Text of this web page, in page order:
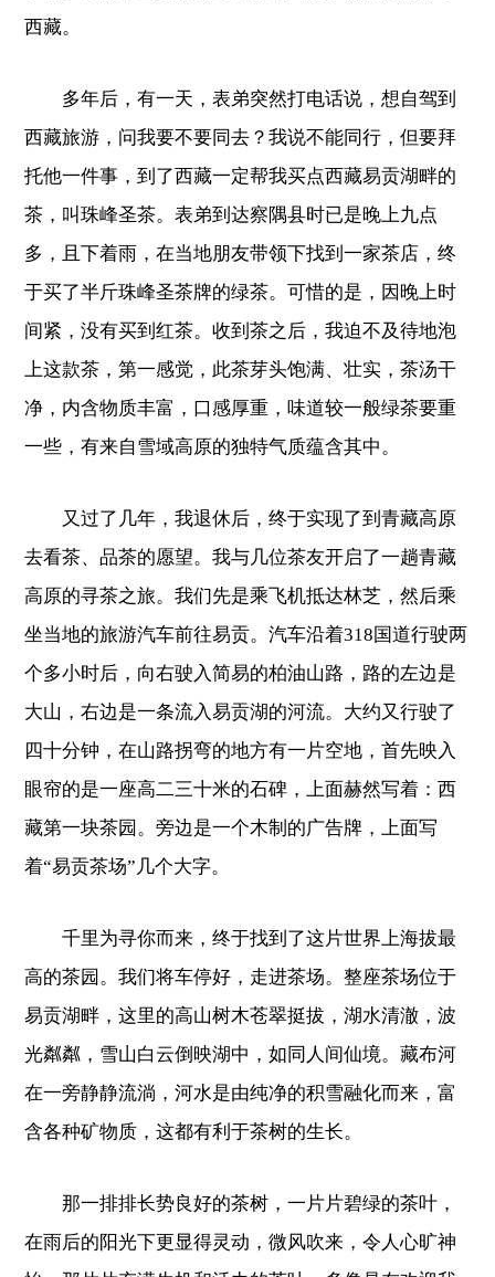
西藏。
多年后，有一天，表弟突然打电话说，想自驾到
西藏旅游，问我要不要同去？我说不能同行，但要拜
托他一件事，到了西藏一定帮我买点西藏易贡湖畔的
茶，叫珠峰圣茶。表弟到达察隅县时已是晚上九点
多，且下着雨，在当地朋友带领下找到一家茶店，终
于买了半斤珠峰圣茶牌的绿茶。可惜的是，因晚上时
间紧，没有买到红茶。收到茶之后，我迫不及待地泡
上这款茶，第一感觉，此茶芽头饱满、壮实，茶汤干
净，内含物质丰富，口感厚重，味道较一般绿茶要重
一些，有来自雪域高原的独特气质蕴含其中。
又过了几年，我退休后，终于实现了到青藏高原
去看茶、品茶的愿望。我与几位茶友开启了一趟青藏
高原的寻茶之旅。我们先是乘飞机抵达林芝，然后乘
坐当地的旅游汽车前往易贡。汽车沿着318国道行驶两
个多小时后，向右驶入简易的柏油山路，路的左边是
大山，右边是一条流入易贡湖的河流。大约又行驶了
四十分钟，在山路拐弯的地方有一片空地，首先映入
眼帘的是一座高二三十米的石碑，上面赫然写着：西
藏第一块茶园。旁边是一个木制的广告牌，上面写
着“易贡茶场”几个大字。
千里为寻你而来，终于找到了这片世界上海拔最
高的茶园。我们将车停好，走进茶场。整座茶场位于
易贡湖畔，这里的高山树木苍翠挺拔，湖水清澈，波
光粼粼，雪山白云倒映湖中，如同人间仙境。藏布河
在一旁静静流淌，河水是由纯净的积雪融化而来，富
含各种矿物质，这都有利于茶树的生长。
那一排排长势良好的茶树，一片片碧绿的茶叶，
在雨后的阳光下更显得灵动，微风吹来，令人心旷神